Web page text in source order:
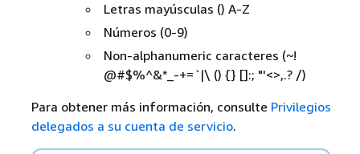
Letras mayúsculas () A-Z
Números (0-9)
Non-alphanumeric caracteres (~!
@#$%^&*_-+=`|\ () {} []:; "'<>,.? /)
Para obtener más información, consulte Privilegios
delegados a su cuenta de servicio.